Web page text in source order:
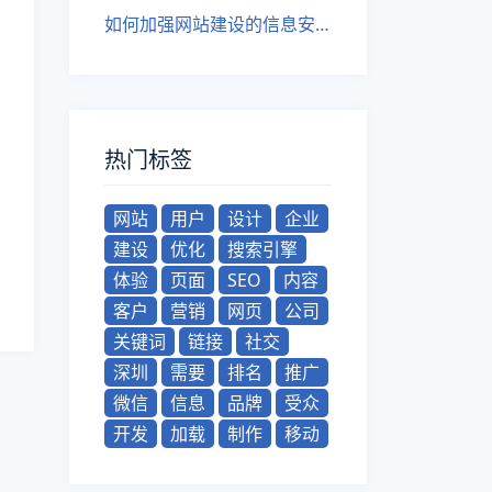
如何加强网站建设的信息安全防护措施
热门标签
网站 用户 设计
企业
建设
优化
搜索引擎
体验
页面 SEO
内容
客户
营销 网页
公司
关键词
链接
社交
深圳
需要 排名
推广
微信
信息 品牌
受众
开发
加载 制作 移动